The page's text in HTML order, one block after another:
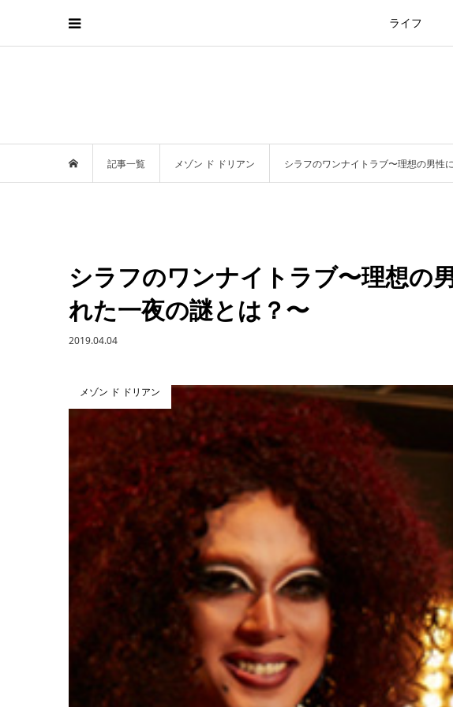
ライフ
記事一覧 メゾン ド ドリアン シラフのワンナイトラブ〜理想の男性
シラフのワンナイトラブ〜理想の
れた一夜の謎とは？〜
2019.04.04
メゾン ド ドリアン